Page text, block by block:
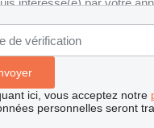
ici, vous acceptez notre
personnelles seront